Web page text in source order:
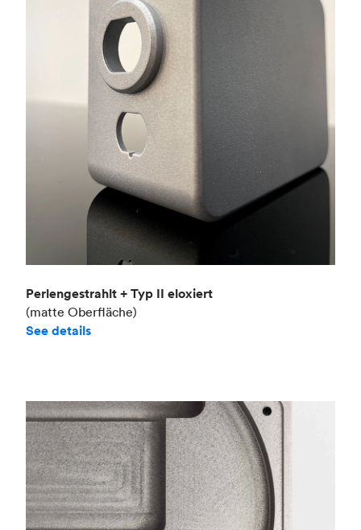
Perlengestrahlt + Typ II eloxiert
(matte Oberfläche)
See details